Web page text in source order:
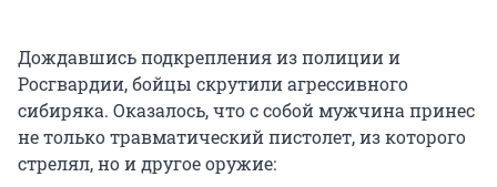
Дождавшись подкрепления из полиции и
Росгвардии, бойцы скрутили агрессивного
сибиряка. Оказалось, что с собой мужчина принес
не только травматический пистолет, из которого
стрелял, но и другое оружие: